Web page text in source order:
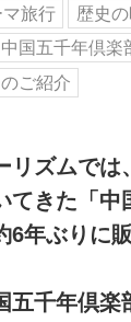
マ旅行
歴史
中国五千年倶楽
ご紹介
リズムでは
てきた「中
6年ぶりに
五千年倶楽